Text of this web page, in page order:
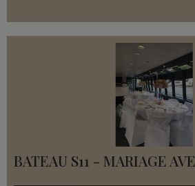
BATEAU S11 - MARIAGE